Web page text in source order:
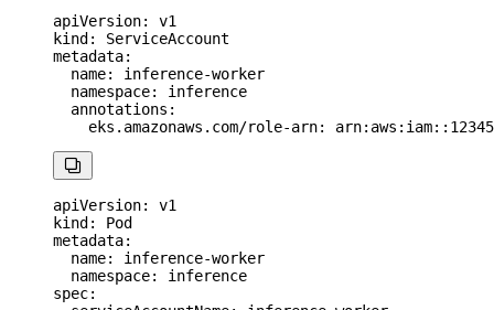
apiVersion: v1
kind : ServiceAccount
metadata:
  name
: inference-worker
  namespace
: inference
  annotations
:
    eks.amazonaws.com/role-arn
:

apiVersion: v1
kind : Pod
metadata:
  name
: inference-worker
  namespace
: inference
spec: